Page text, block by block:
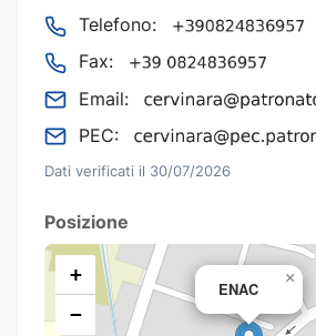
Telefono:
Fax:
Email:
PEC:
Dati verificati il 30/07/2026
Posizione
ENAC
×
+
−